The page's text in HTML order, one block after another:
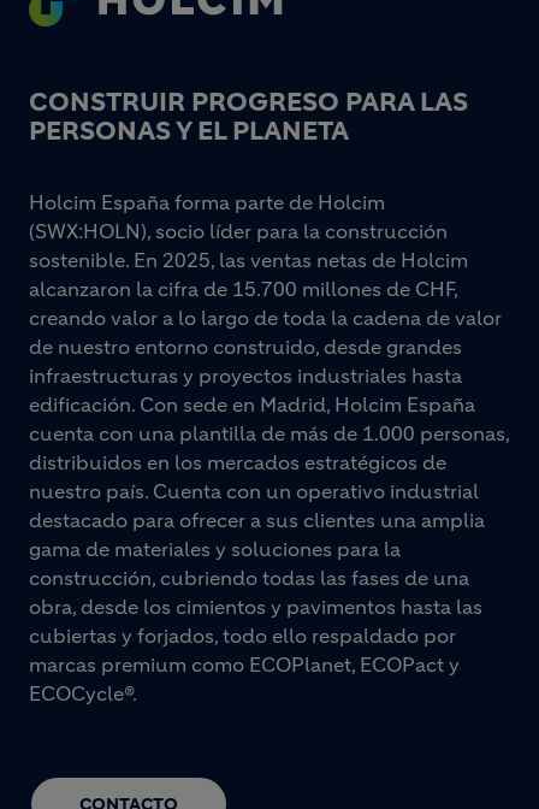
CONSTRUIR PROGRESO PARA LAS
PERSONAS Y EL PLANETA
CONTACTO
Holcim España forma parte de Holcim
(SWX:HOLN), socio líder para la construcción
sostenible. En 2025, las ventas netas de Holcim
alcanzaron la cifra de 15.700 millones de CHF,
creando valor a lo largo de toda la cadena de valor
de nuestro entorno construido, desde grandes
infraestructuras y proyectos industriales hasta
edificación. Con sede en Madrid, Holcim España
cuenta con una plantilla de más de 1.000 personas,
distribuidos en los mercados estratégicos de
nuestro país. Cuenta con un operativo industrial
destacado para ofrecer a sus clientes una amplia
gama de materiales y soluciones para la
construcción, cubriendo todas las fases de una
obra, desde los cimientos y pavimentos hasta las
cubiertas y forjados, todo ello respaldado por
marcas premium como ECOPlanet, ECOPact y
ECOCycle®.